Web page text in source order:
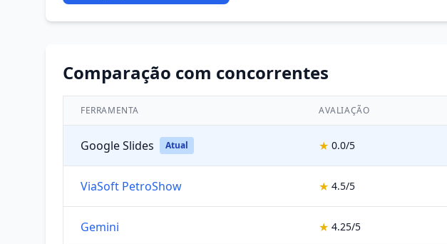
Comparação com concorrentes
FERRAMENTA AVALIAÇÃO
Google Slides Atual ★ 0.0/5
ViaSoft PetroShow ★ 4.5/5
Gemini ★ 4.25/5